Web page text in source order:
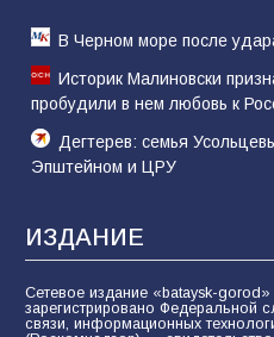
В Черном море после
Историк Малиновски
пробудили в нем любовь к
Дегтерев: семья
Эпштейном и ЦРУ
ИЗДАНИЕ
Сетевое издание «bataysk-gorod»
зарегистрировано Федеральной
связи, информационных